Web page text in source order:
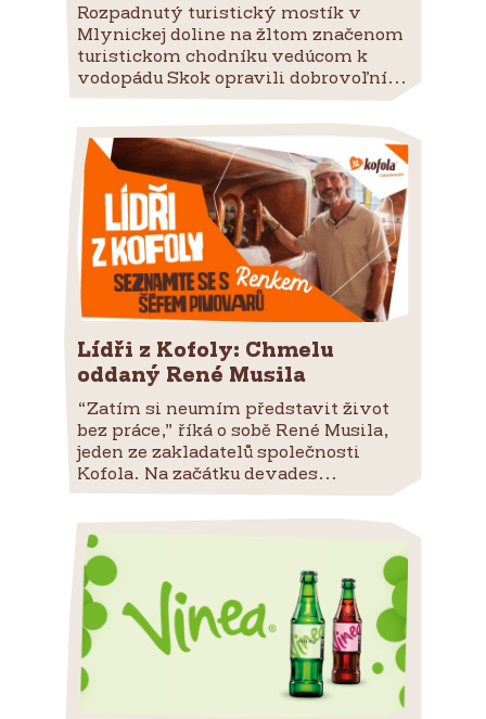
Rozpadnutý turistický mostík v
Mlynickej doline na žltom značenom
turistickom chodníku vedúcom k
vodopádu Skok opravili dobrovoľní...
Lídři z Kofoly: Chmelu
oddaný René Musila
“Zatím si neumím představit život
bez práce,” říká o sobě René Musila,
jeden ze zakladatelů společnosti
Kofola. Na začátku devades...